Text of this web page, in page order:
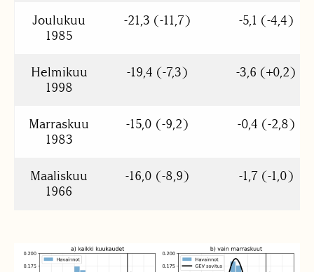
Joulukuu
1985
-21,3 (-11,7) -5,1 (-4,4)
Helmikuu
1998
-19,4 (-7,3) -3,6 (+0,2)
Marraskuu
1983
-15,0 (-9,2) -0,4 (-2,8)
Maaliskuu
1966
-16,0 (-8,9) -1,7 (-1,0)